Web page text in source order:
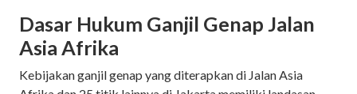
Dasar Hukum Ganjil Genap Jalan
Asia Afrika
Kebijakan ganjil genap yang diterapkan di Jalan Asia